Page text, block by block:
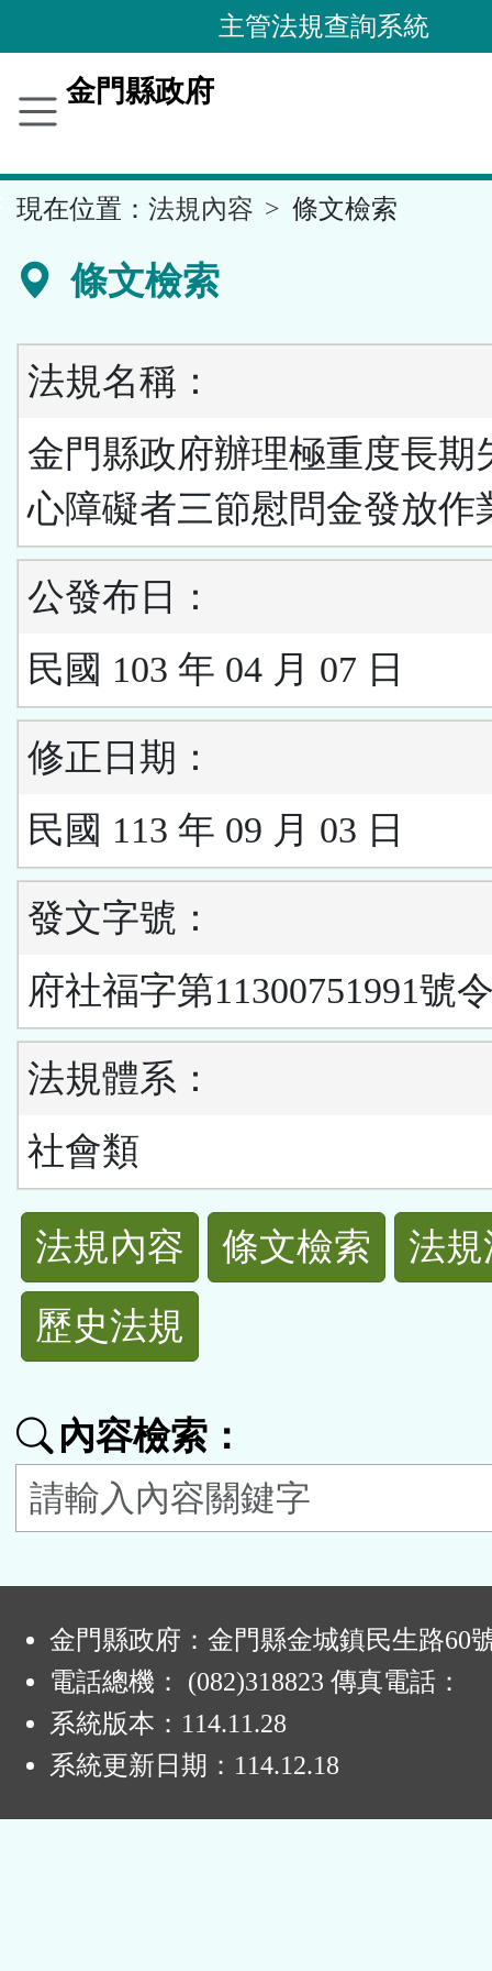
到
要
容
區
主管法規查詢系統
金門縣政府
現在位置： 法規內容 條文檢索
條文檢索
法規名稱：
金門縣政府辦理極重度長期
心障礙者三節慰問金發放作
公發布日：
民國 103 年 04 月 07 日
修正日期：
民國 113 年 09 月 03 日
發文字號：
府社福字第11300751991號
法規體系：
社會類
法
規
功
按
鈕
法規內容 條文檢索
法
歷史法規
內容檢索：
金門縣政府：金門縣金城鎮民生路60
電話總機： (082)318823 傳真電話：
系統版本： 114.11.28
系統更新日期： 114.12.18